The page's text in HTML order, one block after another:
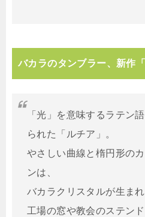
バカラのタンブラー、新作
「光」を意味するラテン
られた「ルチア」。
やさしい曲線と楕円形の
ンは、
バカラクリスタルが生まれ
工場の窓や教会のステン